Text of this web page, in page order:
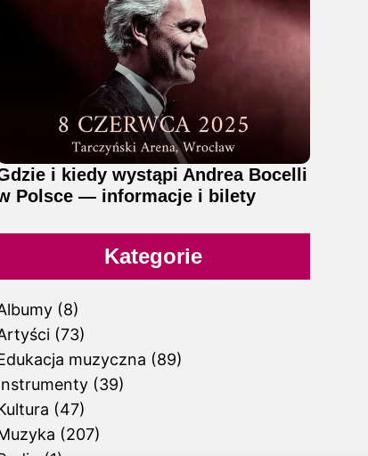
i kiedy wystąpi Andrea Bocelli
Polsce — informacje i bilety
Kategorie
(8)
(73)
muzyczna (89)
(39)
(47)
(207)